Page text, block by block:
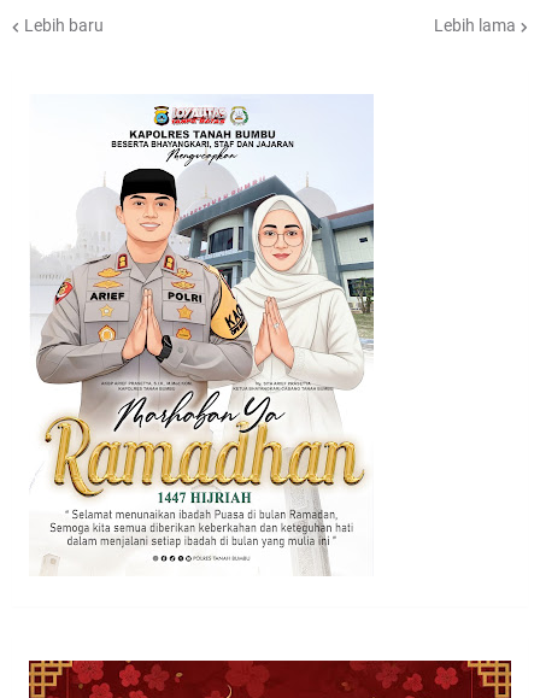
Lebih baru Lebih lama